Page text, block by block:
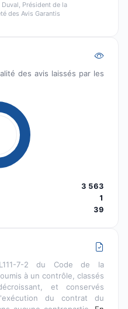
Président de la
des Avis Garantis
des avis laissés par les
3 563
1
39
7-2 du Code de la
à un contrôle, classés
et conservés
du contrat du